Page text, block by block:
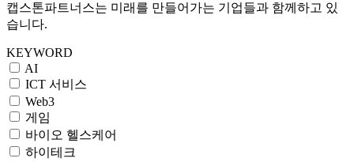
캡스톤파트너스는 미래를 만들어가는 기업들과 함께하고 있
습니다.
KEYWORD
AI
ICT 서비스
Web3
게임
바이오 헬스케어
하이테크